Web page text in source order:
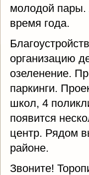
молодой пары.
время года.
организацию
озеленение.
паркинги.
школ, 4
появится
центр. Рядом
районе.
Звоните!